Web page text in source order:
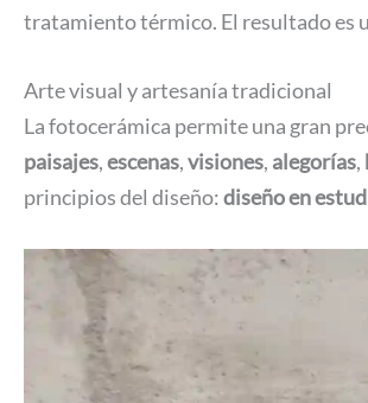
tratamiento térmico. El resultado es
Arte visual y artesanía tradicional
La fotocerámica permite una gran
paisajes,escenas,visiones, alegorías,
principios del diseño:diseño en